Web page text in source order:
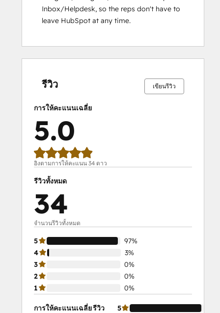
Inbox/Helpdesk, so the reps don't have to
leave HubSpot at any time.
รีวิว เขียนรีวิว
การให้คะแนนเฉลี่ย
5.0
อิงตามการให้คะแนน 34 ดาว
รีวิวทั้งหมด
34
จำนวนรีวิวทั้งหมด
5
97%
4
3%
3%
3
0%
0%
2
0%
0%
1
0%
0%
การให้คะแนนเฉลี่ยรีวิว
5
97%